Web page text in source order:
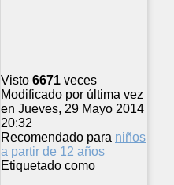
Visto 6671 veces
Modificado por última vez
en Jueves, 29 Mayo 2014
20:32
Recomendado para niños
a partir de 12 años
Etiquetado como